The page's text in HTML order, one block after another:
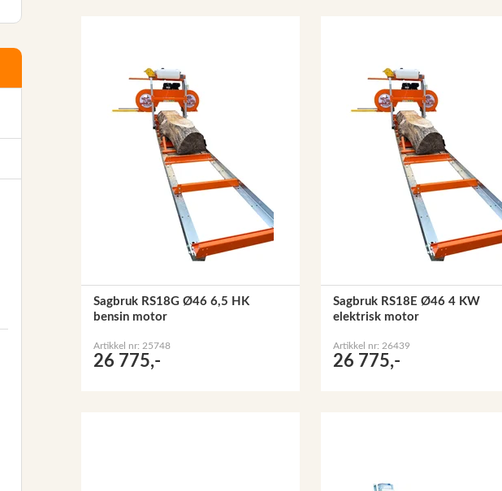
Sagbruk RS18G Ø46 6,5 HK
bensin motor
Artikkel nr: 25748
26 775,-
Sagbruk RS18E Ø46 4 KW
elektrisk motor
Artikkel nr: 26439
26 775,-